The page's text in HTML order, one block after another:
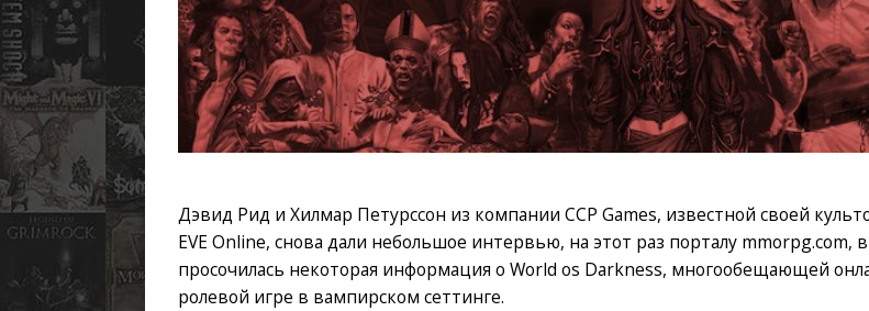
Дэвид Рид и Хилмар Петурссон из компании CCP Games, известной своей
EVE Online, снова дали небольшое интервью, на этот раз порталу mmorpg.com,
просочилась некоторая информация о World os Darkness, многообещающей
ролевой игре в вампирском сеттинге.